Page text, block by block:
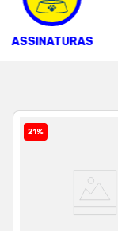
ASSINATURAS
21%